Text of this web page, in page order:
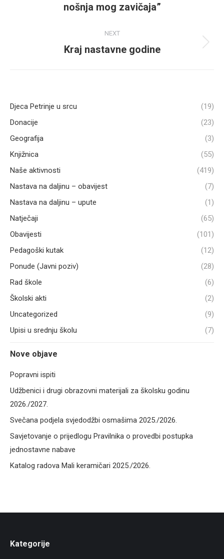
post:
nošnja mog zavičaja”
NEXT
Next
Kraj nastavne godine
Djeca Petrinje u srcu
(19)
Donacije
(23)
Geografija
(3)
Knjižnica
(55)
Naše aktivnosti
(419)
Nastava na daljinu – obavijest
(7)
Nastava na daljinu – upute
(1)
Natječaji
(65)
Obavijesti
(101)
Pedagoški kutak
(12)
Ponude (Javni poziv)
(28)
Rad škole
(6)
Školski akti
(2)
Uncategorized
(9)
Upisi u srednju školu
(7)
Nove objave
Popravni ispiti
Udžbenici i drugi obrazovni materijali za školsku godinu
2026./2027.
Svečana podjela svjedodžbi osmašima 2025./2026.
Savjetovanje o prijedlogu Pravilnika o provedbi postupka
jednostavne nabave
Katalog radova Mali keramičari 2025./2026.
Kategorije